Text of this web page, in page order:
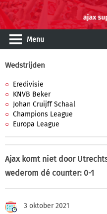
Menu
Wedstrijden
Eredivisie
KNVB Beker
Johan Cruijff Schaal
Champions League
Europa League
Ajax komt niet door
wederom dé counter: 0-1
3 oktober 2021